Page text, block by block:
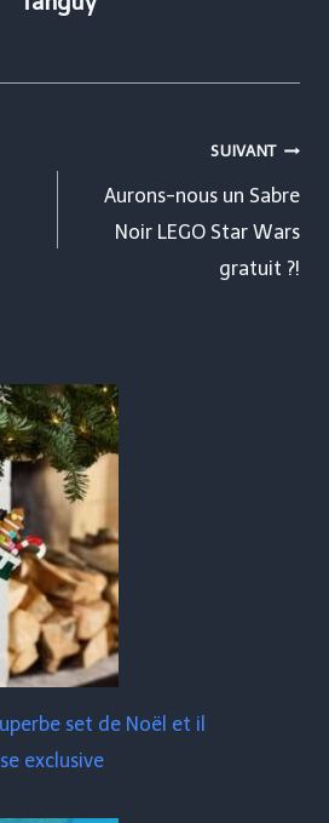
SUIVANT
Aurons-nous un Sabre
Noir LEGO Star Wars
gratuit ?!
set de Noël et il
exclusive